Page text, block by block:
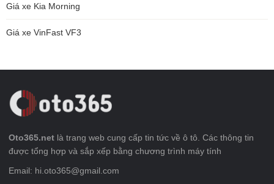
Giá xe Kia Morning
Giá xe VinFast VF3
Oto365.net là trang web cung cấp tin tức về ô tô. Các thông tin
được tổng hợp và sắp xếp bằng chương trình máy tính
Email: hi.oto365@gmail.com